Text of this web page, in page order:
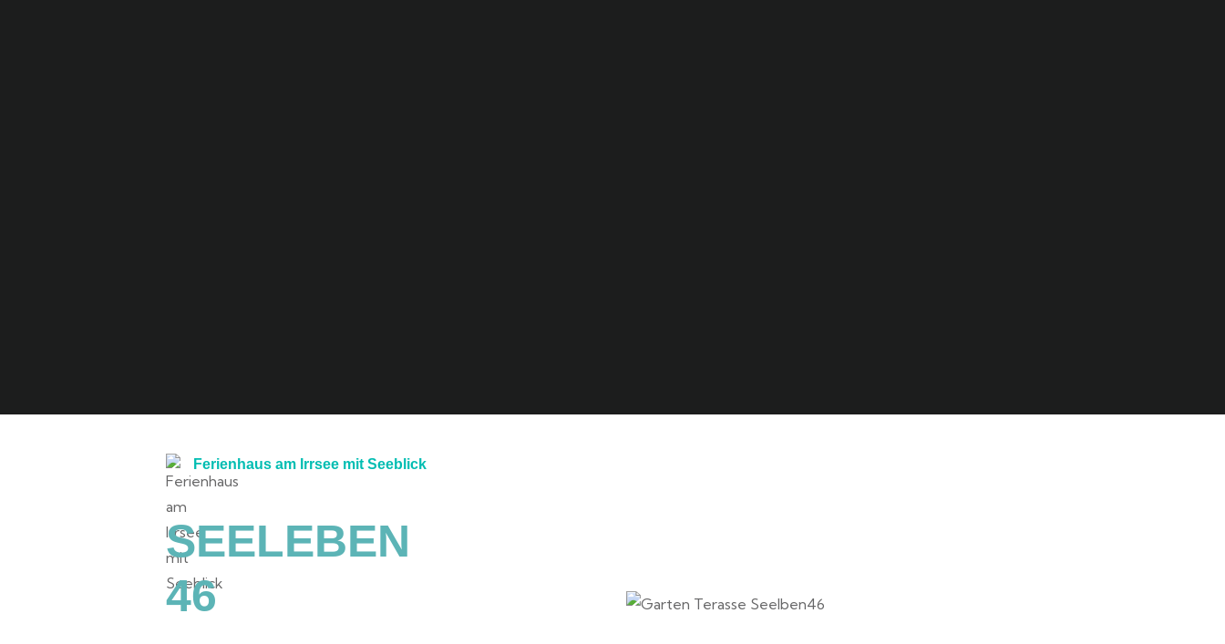
Ferienhaus am Irrsee mit Seeblick
SEELEBEN
46